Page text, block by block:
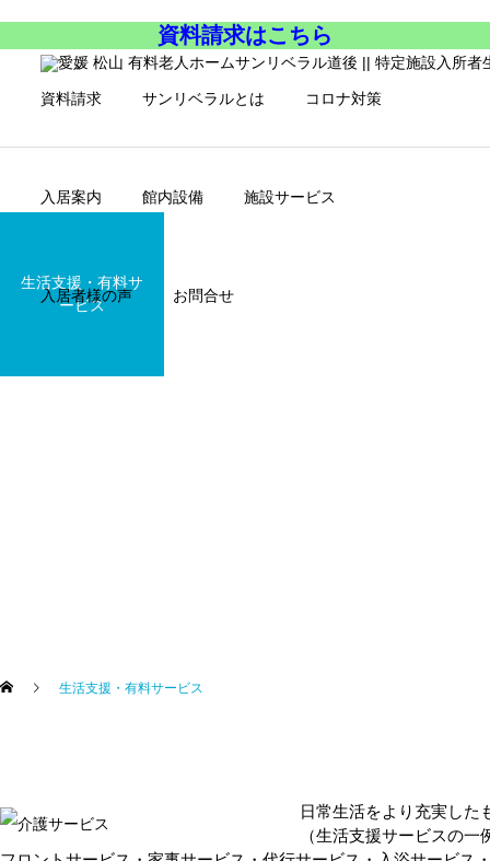
資料請求はこちら
資料請求 サンリベラルとは コロナ対策
入居案内 館内設備 施設サービス
入居者様の声 お問合せ
生活支援・有料サ
ービス
生活支援・有料サービス
日常生活をより充実した
（生活支援サービスの一